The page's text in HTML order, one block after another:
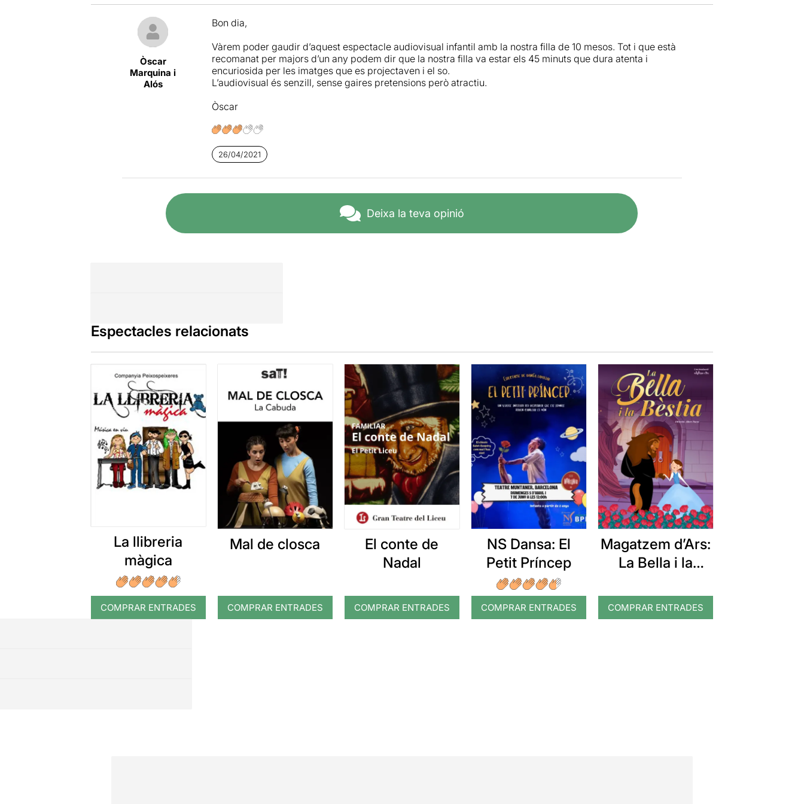
Òscar
Marquina i
Alós
Bon dia,
Vàrem poder gaudir d’aquest espectacle audiovisual infantil amb la nostra filla de 10 mesos. Tot i que està
recomanat per majors d’un any podem dir que la nostra filla va estar els 45 minuts que dura atenta i
encuriosida per les imatges que es projectaven i el so.
L’audiovisual és senzill, sense gaires pretensions però atractiu.
Òscar
26/04/2021
Deixa la teva opinió
Espectacles relacionats
La llibreria
màgica
COMPRAR ENTRADES
Mal de closca
COMPRAR ENTRADES
El conte de
Nadal
COMPRAR ENTRADES
NS Dansa: El
Petit Príncep
COMPRAR ENTRADES
Magatzem d’Ars:
La Bella i la
COMPRAR ENTRADES